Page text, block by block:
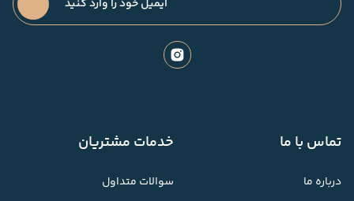
تماس با ما
درباره ما
خدمات مشتریان
سوالات متداول